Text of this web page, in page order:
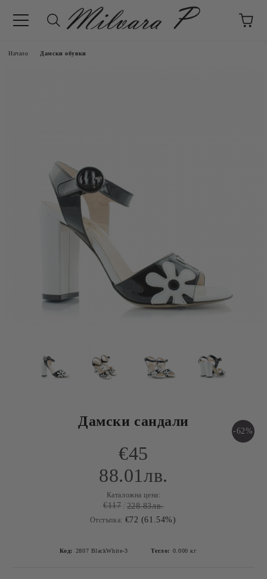
Начало Дамски обувки
Дамски сандали
-62%
€45
88.01лв.
Каталожна цена:
€117 228.83лв.
Отстъпка: €72 (61.54%)
Код: 2807 BlackWhite-3 Тегло: 0.000 кг